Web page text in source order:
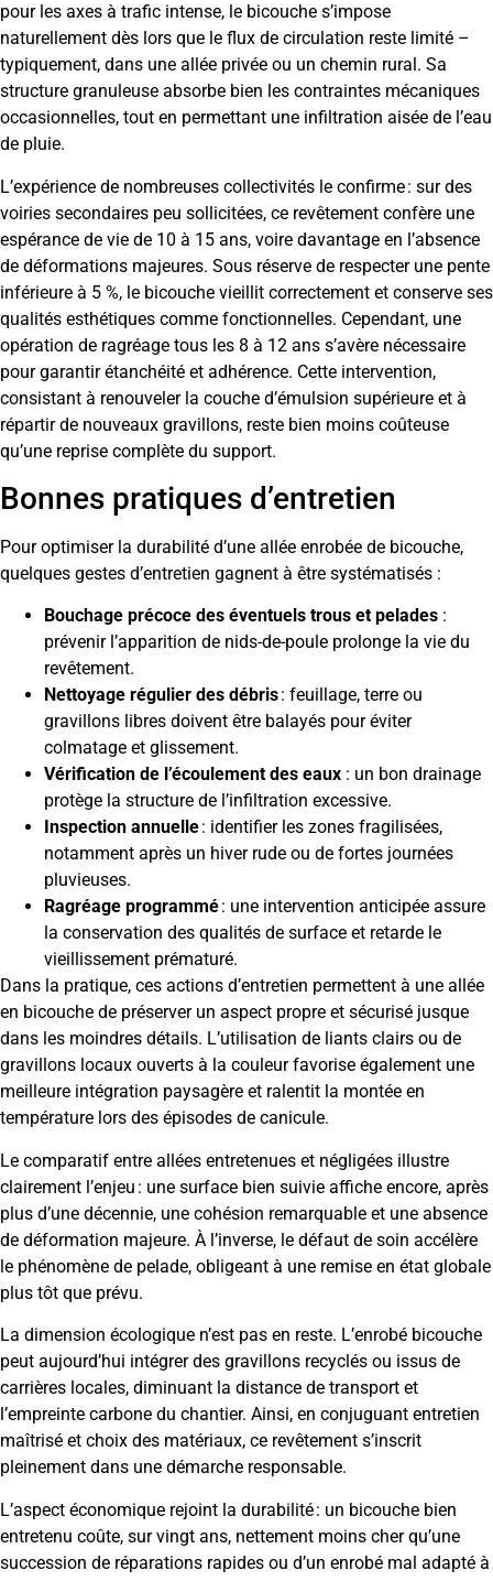
pour les axes à trafic intense, le bicouche s’impose
naturellement dès lors que le flux de circulation reste limité –
typiquement, dans une allée privée ou un chemin rural. Sa
structure granuleuse absorbe bien les contraintes mécaniques
occasionnelles, tout en permettant une infiltration aisée de l’eau
de pluie.
L’expérience de nombreuses collectivités le confirme : sur des
voiries secondaires peu sollicitées, ce revêtement confère une
espérance de vie de 10 à 15 ans, voire davantage en l’absence
de déformations majeures. Sous réserve de respecter une pente
inférieure à 5 %, le bicouche vieillit correctement et conserve ses
qualités esthétiques comme fonctionnelles. Cependant, une
opération de ragréage tous les 8 à 12 ans s’avère nécessaire
pour garantir étanchéité et adhérence. Cette intervention,
consistant à renouveler la couche d’émulsion supérieure et à
répartir de nouveaux gravillons, reste bien moins coûteuse
qu’une reprise complète du support.
Bonnes pratiques d’entretien
Pour optimiser la durabilité d’une allée enrobée de bicouche,
quelques gestes d’entretien gagnent à être systématisés :
Bouchage précoce des éventuels trous et pelades :
prévenir l’apparition de nids-de-poule prolonge la vie du
revêtement.
Nettoyage régulier des débris: feuillage, terre ou
gravillons libres doivent être balayés pour éviter
colmatage et glissement.
Vérification de l’écoulement des eaux : un bon drainage
protège la structure de l’infiltration excessive.
Inspection annuelle: identifier les zones fragilisées,
notamment après un hiver rude ou de fortes journées
pluvieuses.
Ragréage programmé: une intervention anticipée assure
la conservation des qualités de surface et retarde le
vieillissement prématuré.
Dans la pratique, ces actions d’entretien permettent à une allée
en bicouche de préserver un aspect propre et sécurisé jusque
dans les moindres détails. L’utilisation de liants clairs ou de
gravillons locaux ouverts à la couleur favorise également une
meilleure intégration paysagère et ralentit la montée en
température lors des épisodes de canicule.
Le comparatif entre allées entretenues et négligées illustre
clairement l’enjeu : une surface bien suivie affiche encore, après
plus d’une décennie, une cohésion remarquable et une absence
de déformation majeure. À l’inverse, le défaut de soin accélère
le phénomène de pelade, obligeant à une remise en état globale
plus tôt que prévu.
La dimension écologique n’est pas en reste. L’enrobé bicouche
peut aujourd’hui intégrer des gravillons recyclés ou issus de
carrières locales, diminuant la distance de transport et
l’empreinte carbone du chantier. Ainsi, en conjuguant entretien
maîtrisé et choix des matériaux, ce revêtement s’inscrit
pleinement dans une démarche responsable.
L’aspect économique rejoint la durabilité : un bicouche bien
entretenu coûte, sur vingt ans, nettement moins cher qu’une
succession de réparations rapides ou d’un enrobé mal adapté à